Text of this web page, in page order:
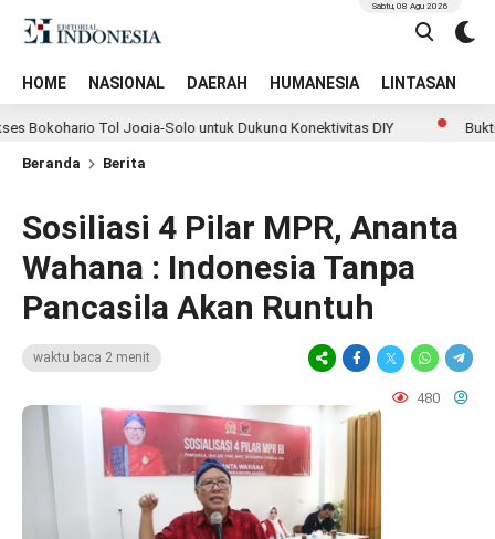
HOME NASIONAL DAERAH HUMANESIA LINTASAN
Sabtu, 08 Agu 2026
Tol Jogja-Solo untuk Dukung Konektivitas DIY Bukti
Beranda Berita
Sosiliasi 4 Pilar MPR, Ananta
Wahana : Indonesia Tanpa
Pancasila Akan Runtuh
waktu baca 2 menit
480